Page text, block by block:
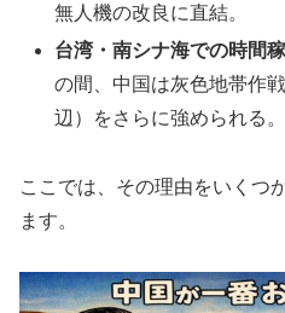
無人機の改良に直結。
台湾・南シナ海での時間
の間、中国は灰色地帯作
辺）をさらに強められる。
ここでは、その理由をいくつ
ます。